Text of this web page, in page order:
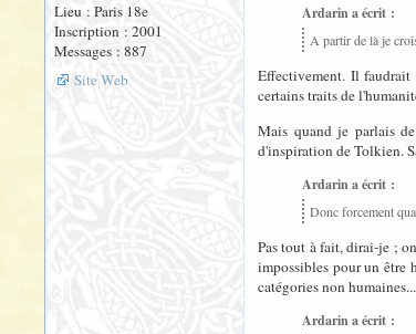
Lieu : Paris 18e
Inscription : 2001
Messages : 887
Site Web
Ardarin a écrit :
A partir de là je
Effectivement. Il faudrait
certains traits de
Mais quand je parlais
d'inspiration de Tolkien.
Ardarin a écrit :
Donc forcement
Pas tout à fait, dirai-je ;
impossibles pour un être
catégories non
Ardarin a écrit :